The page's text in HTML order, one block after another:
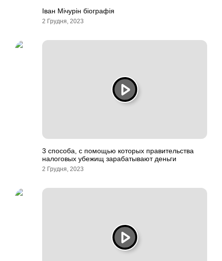
Іван Мічурін біографія
2 Грудня, 2023
3 способа, с помощью которых правительства
налоговых убежищ зарабатывают деньги
2 Грудня, 2023